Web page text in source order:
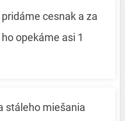
cesnak a za
opekáme asi 1
stáleho miešania